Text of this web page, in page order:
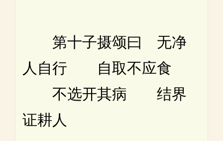
第十子摄颂曰 无净
人自行 自取不应食
不选开其病 结界
证耕人